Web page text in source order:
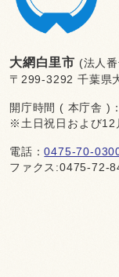
大網白里市 (法人
〒299-3292 千葉県
開庁時間 ( 本庁舎 )
※土日祝日および12
電話：0475-70-
ファクス:0475-72-